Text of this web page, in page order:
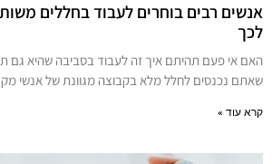
אנשים רבים בוחרים לעבוד בחללים
לכך
האם אי פעם תהיתם איך זה לעבוד בסביבה שהיא גם
שאתם נכנסים לחלל מלא בקבוצה מגוונת של אנשי
קרא עוד »